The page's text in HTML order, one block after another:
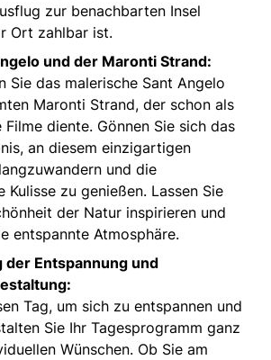
zur benachbarten Insel
Ort zahlbar ist.
und der Maronti Strand:
Sie das malerische Sant Angelo
Maronti Strand, der schon als
Filme diente. Gönnen Sie sich das
an diesem einzigartigen
und die
Kulisse zu genießen. Lassen Sie
der Natur inspirieren und
entspannte Atmosphäre.
der Entspannung und
Tag, um sich zu entspannen und
Sie Ihr Tagesprogramm ganz
Wünschen. Ob Sie am